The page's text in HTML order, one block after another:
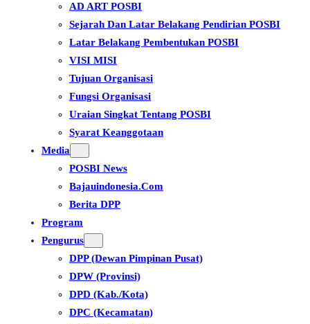
AD ART POSBI
Sejarah Dan Latar Belakang Pendirian POSBI
Latar Belakang Pembentukan POSBI
VISI MISI
Tujuan Organisasi
Fungsi Organisasi
Uraian Singkat Tentang POSBI
Syarat Keanggotaan
Media
POSBI News
Bajauindonesia.com
Berita DPP
Program
Pengurus
DPP (Dewan Pimpinan Pusat)
DPW (Provinsi)
DPD (Kab./Kota)
DPC (Kecamatan)